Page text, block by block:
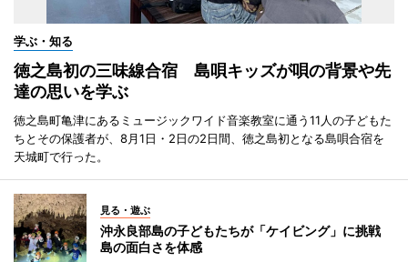
学ぶ・知る
徳之島初の三味線合宿 島唄キッズが唄の背景や先
達の思いを学ぶ
徳之島町亀津にあるミュージックワイド音楽教室に通う11人の子どもた
ちとその保護者が、8月1日・2日の2日間、徳之島初となる島唄合宿を
天城町で行った。
見る・遊ぶ
沖永良部島の子どもたちが「ケイビング」に挑戦
島の面白さを体感